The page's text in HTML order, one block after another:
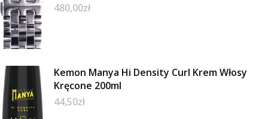
480,00zł
Kemon Manya Hi Density Curl Krem Włosy
Kręcone 200ml
44,50zł